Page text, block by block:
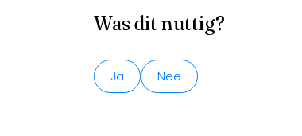
Was dit nuttig?
Ja Nee